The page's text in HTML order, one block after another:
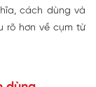
cách dùng và
rõ hơn về cụm từ